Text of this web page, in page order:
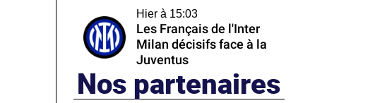
Hier à 15:03
Les Français de l'Inter
Milan décisifs face à la
Juventus
Nos partenaires